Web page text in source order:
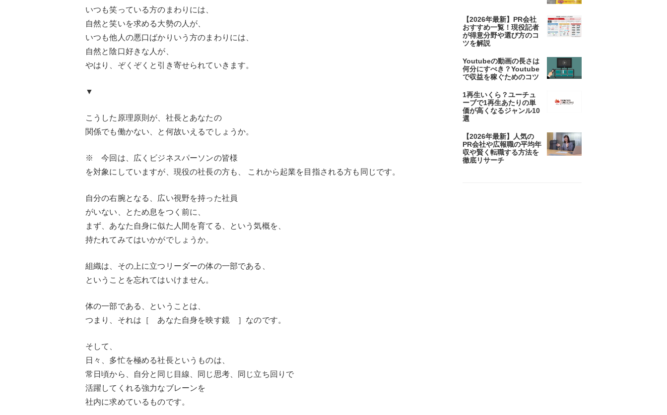
いつも笑っている方のまわりには、
自然と笑いを求める大勢の人が、
いつも他人の悪口ばかりいう方のまわりには、
自然と陰口好きな人が、
やはり、ぞくぞくと引き寄せられていきます。
▼
こうした原理原則が、社長とあなたの
関係でも働かない、と何故いえるでしょうか。
※ 今回は、広くビジネスパーソンの皆様
を対象にしていますが、現役の社長の方も、 これから起業を目指される方も同じです。
自分の右腕となる、広い視野を持った社員
がいない、とため息をつく前に、
まず、あなた自身に似た人間を育てる、という気概を、
持たれてみてはいかがでしょうか。
組織は、その上に立つリーダーの体の一部である、
ということを忘れてはいけません。
体の一部である、ということは、
つまり、それは［ あなた自身を映す鏡 ］なのです。
そして、
日々、多忙を極める社長というものは、
常日頃から、自分と同じ目線、同じ思考、同じ立ち回りで
活躍してくれる強力なブレーンを
社内に求めているものです。
【2026年最新】PR会社
おすすめ一覧！現役記者
が得意分野や選び方のコ
ツを解説
Youtubeの動画の長さは
何分にすべき？Youtube
で収益を稼ぐためのコツ
1再生いくら？ユーチュ
ーブで1再生あたりの単
価が高くなるジャンル10
選
【2026年最新】人気の
PR会社や広報職の平均年
収や賢く転職する方法を
徹底リサーチ